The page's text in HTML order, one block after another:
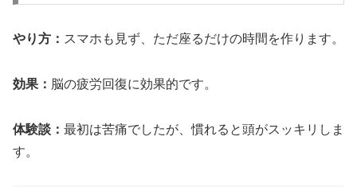
やり方： スマホも見ず、ただ座るだけの時間を作ります。
効果： 脳の疲労回復に効果的です。
体験談： 最初は苦痛でしたが、慣れると頭がスッキリしま
す。